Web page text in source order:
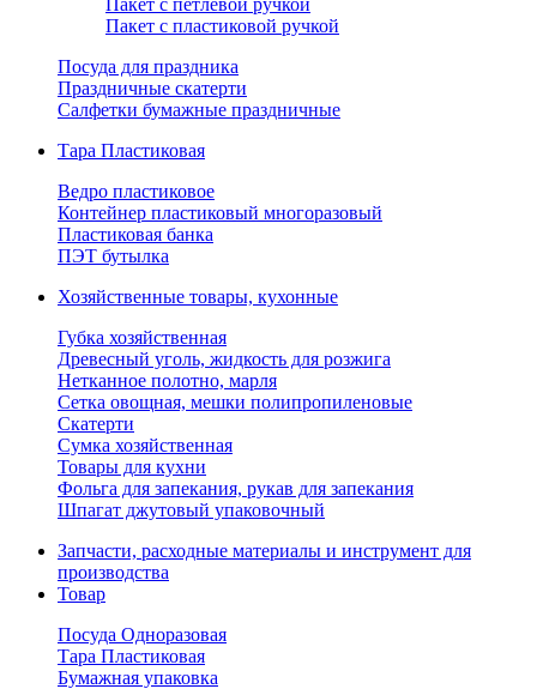
Пакет с петлевой ручкой
Пакет с пластиковой ручкой
Посуда для праздника
Праздничные скатерти
Салфетки бумажные праздничные
Тара Пластиковая
Ведро пластиковое
Контейнер пластиковый многоразовый
Пластиковая банка
ПЭТ бутылка
Хозяйственные товары, кухонные
Губка хозяйственная
Древесный уголь, жидкость для розжига
Нетканное полотно, марля
Сетка овощная, мешки полипропиленовые
Скатерти
Сумка хозяйственная
Товары для кухни
Фольга для запекания, рукав для запекания
Шпагат джутовый упаковочный
Запчасти, расходные материалы и инструмент для
производства
Товар
Посуда Одноразовая
Тара Пластиковая
Бумажная упаковка